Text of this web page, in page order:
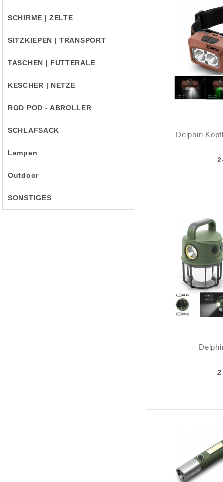
SCHIRME | ZELTE
SITZKIEPEN | TRANSPORT
TASCHEN | FUTTERALE
KESCHER | NETZE
ROD POD - ABROLLER
SCHLAFSACK
Lampen
Outdoor
SONSTIGES
Delphin